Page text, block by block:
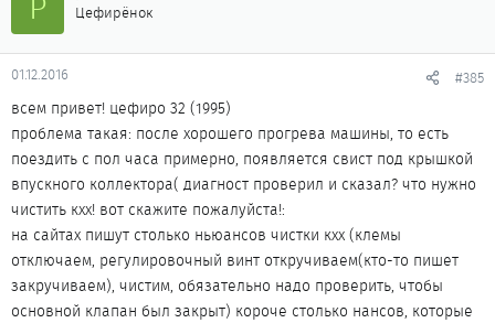
Цефирёнок
01.12.2016 #385
всем привет! цефиро 32 (1995)
проблема такая: после хорошего прогрева машины, то есть
поездить с пол часа примерно, появляется свист под крышкой
впускного коллектора( диагност проверил и сказал? что нужно
чистить кхх! вот скажите пожалуйста!:
на сайтах пишут столько ньюансов чистки кхх (клемы
отключаем, регулировочный винт откручиваем(кто-то пишет
закручиваем), чистим, обязательно надо проверить, чтобы
основной клапан был закрыт) короче столько нансов, которые